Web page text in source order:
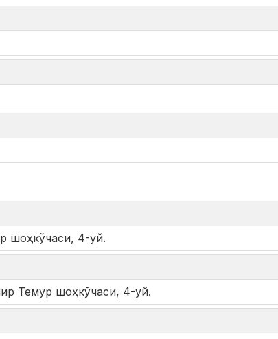
шоҳкўчаси, 4-уй.
Темур шоҳкўчаси, 4-уй.